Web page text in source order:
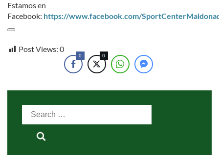
Estamos en
Facebook: https://www.facebook.com/
Post Views: 0
0 0
Search